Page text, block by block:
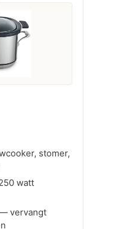
stomer,
watt
vervangt